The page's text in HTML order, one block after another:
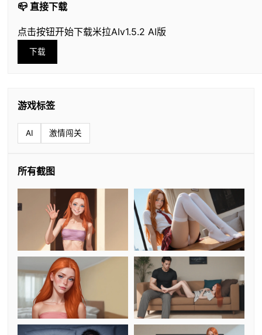
📪 直接下载
点击按钮开始下载米拉AIv1.5.2 AI版
下载
游戏标签
AI 激情闯关
所有截图